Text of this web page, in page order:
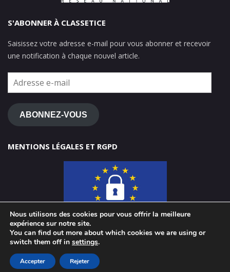
S'ABONNER À CLASSETICE
Saisissez votre adresse e-mail pour vous abonner et recevoir
une notification à chaque nouvel article.
Adresse
e-
mail
ABONNEZ-VOUS
MENTIONS LÉGALES ET RGPD
© 2026 ClasseTICE 1d
Powered by WordPress
Nous utilisons des cookies pour vous offrir la meilleure
expérience sur notre site.
You can find out more about which cookies we are using or
switch them off in settings.
Accepter Rejeter